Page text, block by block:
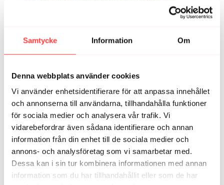
Samtycke Information Om
Denna webbplats använder cookies
Vi använder enhetsidentifierare för att anpassa innehållet
och annonserna till användarna, tillhandahålla funktioner
för sociala medier och analysera vår trafik. Vi
vidarebefordrar även sådana identifierare och annan
information från din enhet till de sociala medier och
annons- och analysföretag som vi samarbetar med.
Dessa kan i sin tur kombinera informationen med annan
information som du har tillhandahållit eller som de har
magpasset💪😅 lite svårt att välja rätt band men då är
det bra med paus knappen så man kan byta band👍
Marinette december 13, 2021
Jenny K. december 13, 2021
skönt benpass 🙌
Charlotta H. december 12, 2021
saknade varv tre på andra övningen men det var ju